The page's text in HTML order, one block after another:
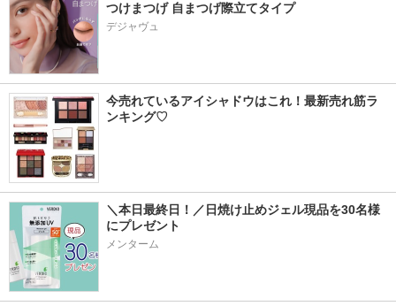
つけまつげ 自まつげ際立てタイプ
デジャヴュ
今売れているアイシャドウはこれ！最新売れ筋ラ
ンキング♡
＼本日最終日！／日焼け止めジェル現品を30名様
にプレゼント
メンターム